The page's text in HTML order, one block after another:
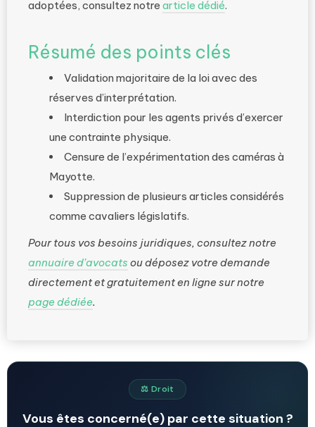
adoptées, consultez notre article dédié.
Résumé des points clés
Validation majoritaire de la loi avec des
réserves d’interprétation.
Interdiction pour les agents privés d’exercer
une contrainte physique.
Censure de l’expérimentation des caméras à
Mayotte.
Suppression de plusieurs articles considérés
comme cavaliers législatifs.
Pour tous vos besoins juridiques, consultez notre
annuaire d’avocats ou déposez votre demande
directement et gratuitement en ligne sur notre
page dédiée.
⚖️ Droit
Vous êtes concerné(e) par cette situation ?